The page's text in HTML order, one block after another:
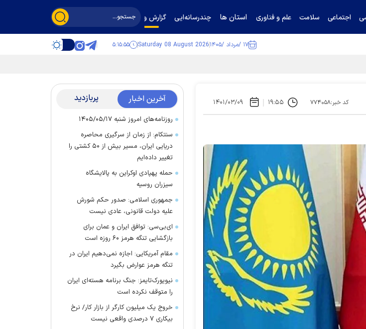
اجتماعی سلامت علم و فناوری استان ها چندرسانه‌ایی گزارش و گفت‌وگو
۱۷ /مرداد /۱۴۰۵ Saturday 08 August 2026 ۵:۱۵:۵۶
کد خبر:۷۷۴۰۵۸ ۱۹:۵۵ ۱۴۰۱/۰۳/۰۹ آخرین اخبار پربازدید
روزنامه‌های امروز شنبه ۱۴۰۵/۰۵/۱۷
سنتکام: از زمان از سرگیری محاصره
دریایی ایران، مسیر بیش از ۵۰ کشتی را
تغییر داده‌ایم
حمله پهپادی اوکراین به پالایشگاه
سیزران روسیه
جمهوری اسلامی: صدور حکم شورش
علیه دولت قانونی، عادی نیست
ای‌بی‌سی: توافق ایران و عمان برای
بازگشایی تنگه هرمز ۶۰ روزه است
مقام آمریکایی: اجازه نمی‌دهیم ایران در
تنگه هرمز عوارض بگیرد
نیویورک‌تایمز: جنگ برنامه هسته‌ای ایران
را متوقف نکرده است
خروج یک میلیون کارگر از بازار کار/ نرخ
بیکاری ۷ درصدی واقعی نیست